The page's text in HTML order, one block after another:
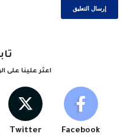
اعثر علينا على
Facebook
Twitter